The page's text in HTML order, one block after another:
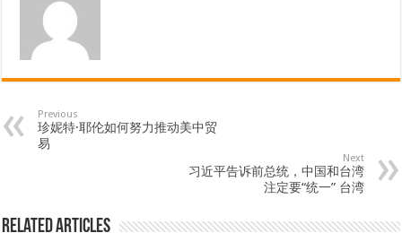
Previous
珍妮特·耶伦如何努力推动美中贸
易
Next
习近平告诉前总统，中国和台湾
注定要“统一” 台湾
Related Articles